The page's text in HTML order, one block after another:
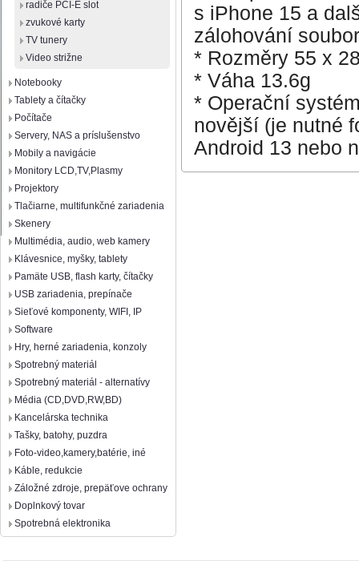
radiče PCI-E slot
zvukové karty
TV tunery
Video strižne
Notebooky
Tablety a čítačky
Počítače
Servery, NAS a príslušenstvo
Mobily a navigácie
Monitory LCD,TV,Plasmy
Projektory
Tlačiarne, multifunkčné zariadenia
Skenery
Multimédia, audio, web kamery
Klávesnice, myšky, tablety
Pamäte USB, flash karty, čítačky
USB zariadenia, prepínače
Sieťové komponenty, WIFI, IP
Software
Hry, herné zariadenia, konzoly
Spotrebný materiál
Spotrebný materiál - alternatívy
Média (CD,DVD,RW,BD)
Kancelárska technika
Tašky, batohy, puzdra
Foto-video,kamery,batérie, iné
Káble, redukcie
Záložné zdroje, prepäťove ochrany
Doplnkový tovar
Spotrebná elektronika
s iPhone 15 a
zálohování
* Rozměry 55 x
* Váha 13.6g
* Operační
novější (je nutné
Android 13 nebo